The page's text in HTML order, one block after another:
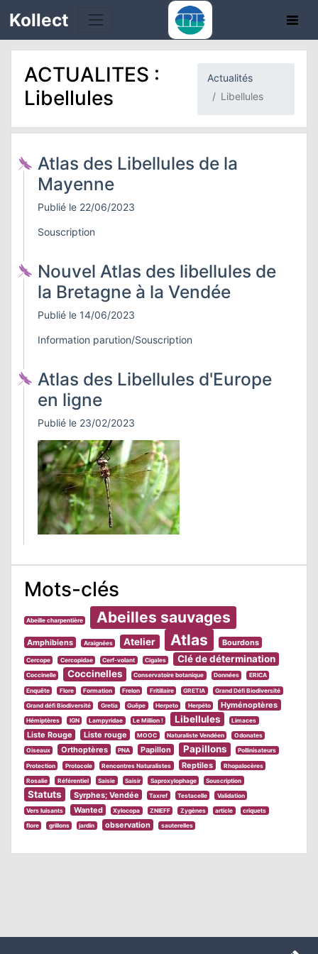
Kollect
ACTUALITES :
Libellules
Actualités
Libellules
Atlas des Libellules de la
Mayenne
Publié le 22/06/2023
Souscription
Nouvel Atlas des libellules de
la Bretagne à la Vendée
Publié le 14/06/2023
Information parution/Souscription
Atlas des Libellules d'Europe
en ligne
Publié le 23/02/2023
Mots-clés
Abeille charpentière Abeilles sauvages
Amphibiens Araignées Atelier Atlas Bourdons
Cercope Cercopidae Cerf-volant Cigales Clé de détermination
Coccinelle Coccinelles Conservatoire botanique Données ERICA
Enquête Flore Formation Frelon Fritillaire GRETIA Grand Défi Biodiversité
Grand défi Biodiversité Gretia Guêpe Herpeto Herpéto Hyménoptères
Hémiptères IGN Lampyridae Le Million ! Libellules Limaces
Liste Rouge Liste rouge MOOC Naturaliste Vendéen Odonates
Oiseaux Orthoptères PNA Papillon Papillons Pollinisateurs
Protection Protocole Rencontres Naturalistes Reptiles Rhopalocères
Rosalie Référentiel Saisie Saisir Saproxylophage Souscription
Statuts Syrphes; Vendée Taxref Testacelle Validation
Vers luisants Wanted Xylocopa ZNIEFF Zygènes article criquets
flore grillons jardin observation sauterelles